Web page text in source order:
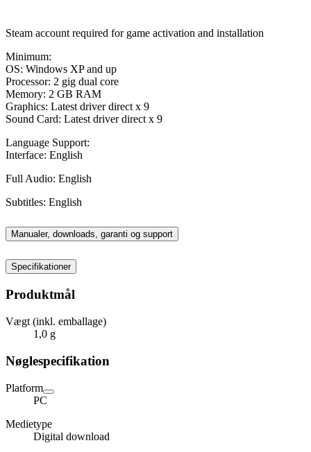
Steam account required for game activation and installation
Minimum:
OS: Windows XP and up
Processor: 2 gig dual core
Memory: 2 GB RAM
Graphics: Latest driver direct x 9
Sound Card: Latest driver direct x 9
Language Support:
Interface: English
Full Audio: English
Subtitles: English
Manualer, downloads, garanti og support
Specifikationer
Produktmål
Vægt (inkl. emballage)
1,0 g
Nøglespecifikation
Platform
PC
Medietype
Digital download